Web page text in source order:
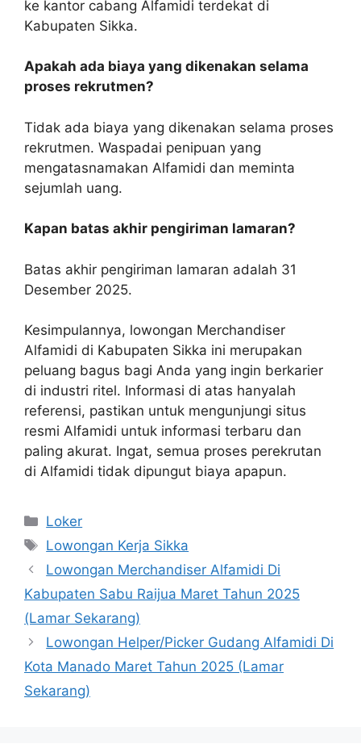
ke kantor cabang Alfamidi terdekat di
Kabupaten Sikka.
Apakah ada biaya yang dikenakan selama
proses rekrutmen?
Tidak ada biaya yang dikenakan selama proses
rekrutmen. Waspadai penipuan yang
mengatasnamakan Alfamidi dan meminta
sejumlah uang.
Kapan batas akhir pengiriman lamaran?
Batas akhir pengiriman lamaran adalah 31
Desember 2025.
Kesimpulannya, lowongan Merchandiser
Alfamidi di Kabupaten Sikka ini merupakan
peluang bagus bagi Anda yang ingin berkarier
di industri ritel. Informasi di atas hanyalah
referensi, pastikan untuk mengunjungi situs
resmi Alfamidi untuk informasi terbaru dan
paling akurat. Ingat, semua proses perekrutan
di Alfamidi tidak dipungut biaya apapun.
Kategori
Loker
Tag
Lowongan Kerja Sikka
Lowongan Merchandiser Alfamidi Di
Kabupaten Sabu Raijua Maret Tahun 2025
(Lamar Sekarang)
Lowongan Helper/Picker Gudang Alfamidi Di
Kota Manado Maret Tahun 2025 (Lamar
Sekarang)